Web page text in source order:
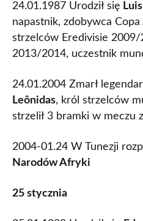
24.01.1987 Urodził się
napastnik, zdobywca
strzelców Eredivisie 2009/
2013/2014, uczestnik
24.01.2004 Zmarł
Leônidas, król strzelców
strzelił 3 bramki w meczu
2004-01.24 W Tunezji
Narodów Afryki
25 stycznia